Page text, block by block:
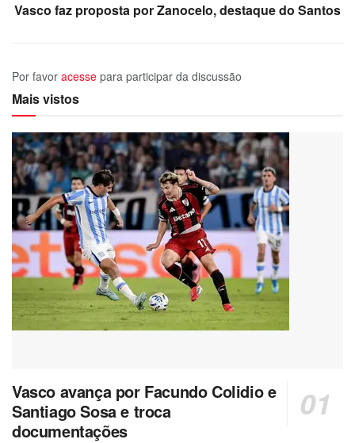
Vasco faz proposta por Zanocelo, destaque do Santos
Por favor acesse para participar da discussão
Mais vistos
Vasco avança por Facundo Colidio e
Santiago Sosa e troca
documentações